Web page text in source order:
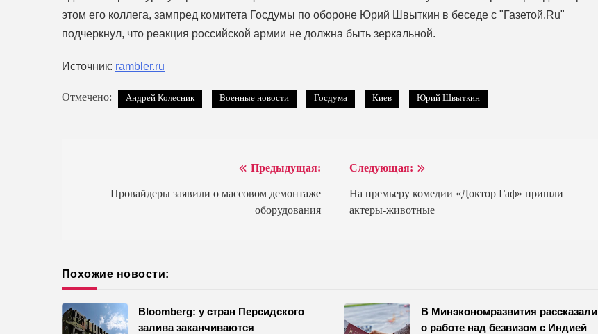
этом его коллега, зампред комитета Госдумы по обороне Юрий Швыткин в беседе с "Газетой.Ru"
подчеркнул, что реакция российской армии не должна быть зеркальной.
Источник: rambler.ru
Отмечено: Андрей Колесник Военные новости Госдума Киев Юрий Швыткин
Предыдущая:
Провайдеры заявили о массовом демонтаже
оборудования
Следующая:
На премьеру комедии «Доктор Гаф» пришли
актеры-животные
Похожие новости:
Bloomberg: у стран Персидского
залива заканчиваются
В Минэкономразвития рассказали
о работе над безвизом с Индией